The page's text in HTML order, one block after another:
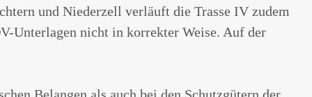
und Niederzell verläuft die Trasse IV zudem
Unterlagen nicht in korrekter Weise. Auf der